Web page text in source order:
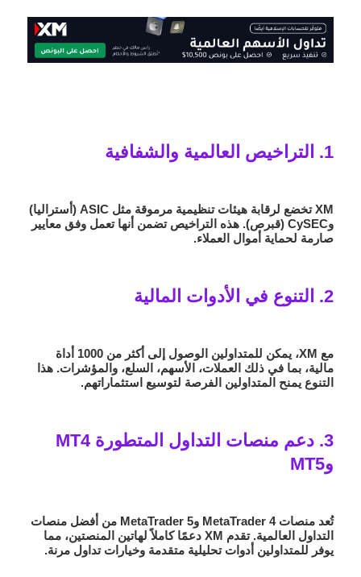
1. التراخيص العالمية والشفافية
XM تخضع لرقابة هيئات تنظيمية مرموقة مثل ASIC (أستراليا)
وCySEC (قبرص). هذه التراخيص تضمن أنها تعمل وفق معايير
صارمة لحماية أموال العملاء.
2. التنوع في الأدوات المالية
مع XM، يمكن للمتداولين الوصول إلى أكثر من 1000 أداة
مالية، بما في ذلك العملات، الأسهم، السلع، والمؤشرات. هذا
التنوع يمنح المتداولين الفرصة لتوسيع استثماراتهم.
3. دعم منصات التداول المتطورة MT4
وMT5
تُعد منصات MetaTrader 4 وMetaTrader 5 من أفضل منصات
التداول العالمية. تقدم XM دعمًا كاملاً لهاتين المنصتين، مما
يوفر للمتداولين أدوات تحليلية متقدمة وخيارات تداول مرنة.